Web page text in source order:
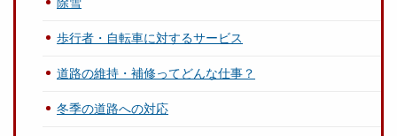
歩行者・自転車に対するサービス
道路の維持・補修ってどんな仕事？
冬季の道路への対応